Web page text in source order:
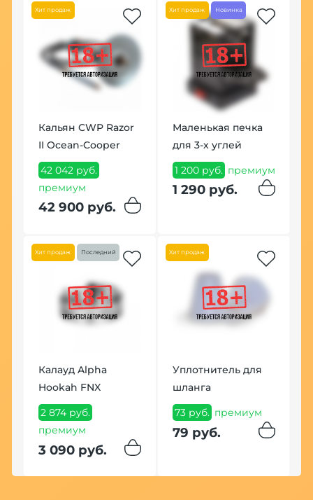
Хит продаж
Кальян CWP Razor
II Ocean-Cooper
42 042 руб.
премиум
42 900 руб.
Хит продаж Новинка
Маленькая печка
для 3-х углей
1 200 руб. премиум
1 290 руб.
Хит продаж Последний
Калауд Alpha
Hookah FNX
2 874 руб.
премиум
3 090 руб.
Хит продаж
Уплотнитель для
шланга
73 руб. премиум
79 руб.